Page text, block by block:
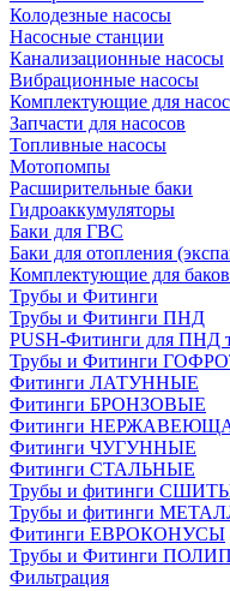
Колодезные насосы
Насосные станции
Канализационные насосы
Вибрационные насосы
Комплектующие для
Запчасти для насосов
Топливные насосы
Мотопомпы
Расширительные баки
Гидроаккумуляторы
Баки для ГВС
Баки для отопления
Комплектующие для баков
Трубы и Фитинги
Трубы и Фитинги ПНД
PUSH-Фитинги для ПНД
Трубы и Фитинги
Фитинги ЛАТУННЫЕ
Фитинги БРОНЗОВЫЕ
Фитинги
Фитинги ЧУГУННЫЕ
Фитинги СТАЛЬНЫЕ
Трубы и фитинги
Трубы и фитинги
Фитинги ЕВРОКОНУСЫ
Трубы и Фитинги
Фильтрация